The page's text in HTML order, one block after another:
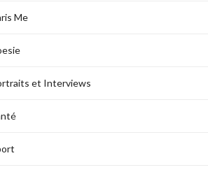
Me
et Interviews